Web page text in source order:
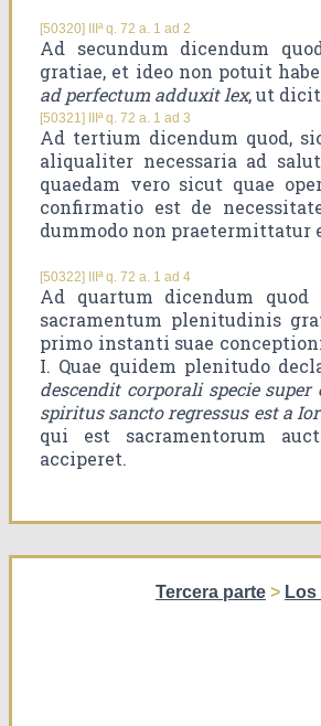
[50320] IIIª q. 72 a. 1 ad 2
Ad secundum dicendum
gratiae, et ideo non potuit
ad perfectum adduxit lex, ut
[50321] IIIª q. 72 a. 1 ad 3
Ad tertium dicendum quod,
aliqualiter necessaria ad
quaedam vero sicut quae
confirmatio est de
dummodo non praetermittatur
[50322] IIIª q. 72 a. 1 ad 4
Ad quartum dicendum
sacramentum plenitudinis
primo instanti suae
I. Quae quidem plenitudo
descendit corporali specie super
spiritus sancto regressus est a
qui est sacramentorum
acciperet.
Tercera parte >